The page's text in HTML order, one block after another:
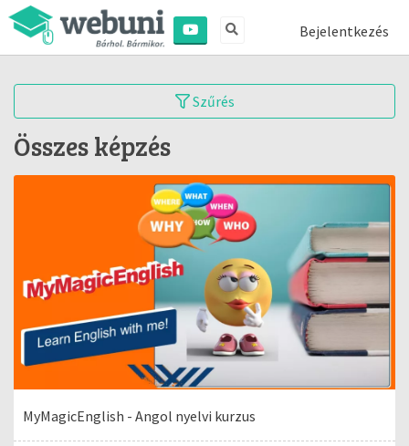
Bejelentkezés
Szűrés
Összes képzés
MyMagicEnglish - Angol nyelvi kurzus